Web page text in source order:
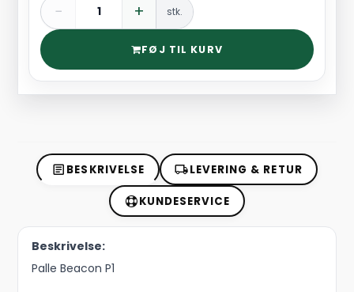
− + stk.
FØJ TIL KURV
BESKRIVELSE LEVERING & RETUR
KUNDESERVICE
Beskrivelse:
Palle Beacon P1